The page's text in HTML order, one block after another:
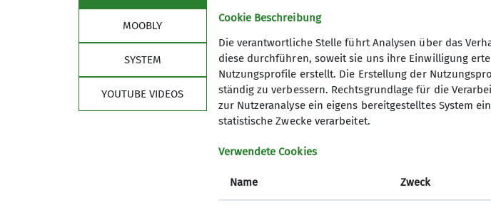
Klimawandels und dessen Auswirkungen auf die Gletscher wurde vor
Gespräche über den Schutz der Berge auslöste.
Die Teilnehmer kehrten mit wertvollen Erfahrungen und gestärkter
Teil des Ausbildungsprogramms der DAV Sektion Dingolfing, das
MOOBLY
SYSTEM
YOUTUBE VIDEOS
Cookie Beschreibung
Die verantwortliche Stelle führt Analysen über das
diese durchführen, soweit sie uns ihre Einwilligung
Nutzungsprofile erstellt. Die Erstellung der
ständig zu verbessern. Rechtsgrundlage für die
zur Nutzeranalyse ein eigens bereitgestelltes System
statistische Zwecke verarbeitet.
Verwendete Cookies
Name Zweck